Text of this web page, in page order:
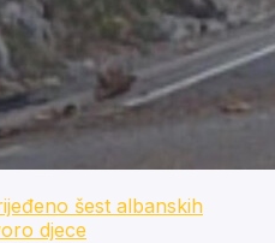
šest albanskih
djece